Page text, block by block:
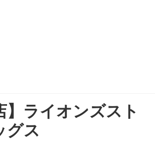
】ライオンズスト
グス